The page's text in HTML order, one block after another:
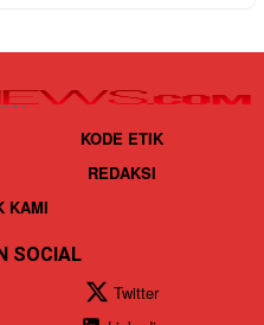
KODE ETIK
REDAKSI
KAMI
SOCIAL
Twitter